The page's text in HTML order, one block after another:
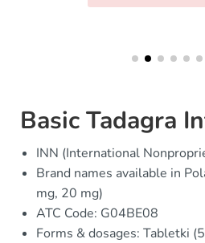
Basic Tadagra
INN (International
Brand names available in
mg, 20 mg)
ATC Code: G04BE08
Forms & dosages: Tabletki